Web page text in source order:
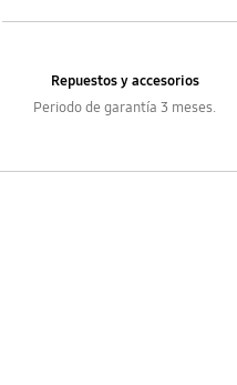
Repuestos y accesorios
Periodo de garantía 3 meses.